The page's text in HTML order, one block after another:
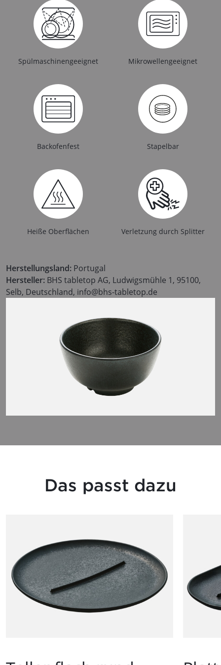
Spülmaschinengeeignet Mikrowellengeeignet
Backofenfest Stapelbar
Heiße Oberflächen Verletzung durch Splitter
Herstellungsland: Portugal
Hersteller: BHS tabletop AG, Ludwigsmühle 1, 95100,
Selb, Deutschland, info@bhs-tabletop.de
Das passt dazu